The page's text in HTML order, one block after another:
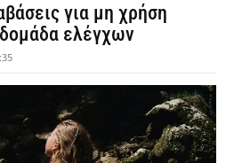
για μη χρήση
ελέγχων